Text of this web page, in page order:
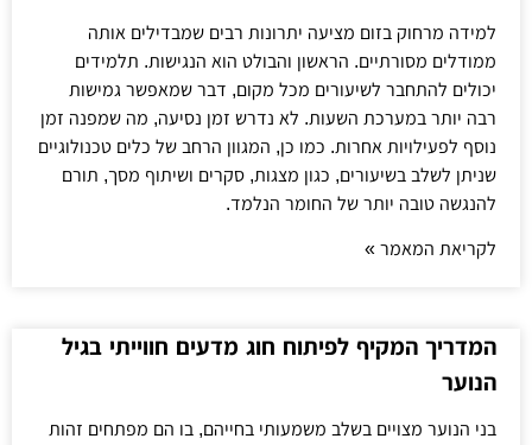
למידה מרחוק בזום מציעה יתרונות רבים שמבדילים אותה
ממודלים מסורתיים. הראשון והבולט הוא הנגישות. תלמידים
יכולים להתחבר לשיעורים מכל מקום, דבר שמאפשר גמישות
רבה יותר במערכת השעות. לא נדרש זמן נסיעה, מה שמפנה זמן
נוסף לפעילויות אחרות. כמו כן, המגוון הרחב של כלים טכנולוגיים
שניתן לשלב בשיעורים, כגון מצגות, סקרים ושיתוף מסך, תורם
להנגשה טובה יותר של החומר הנלמד.
לקריאת המאמר »
המדריך המקיף לפיתוח חוג מדעים חווייתי בגיל
הנוער
בני הנוער מצויים בשלב משמעותי בחייהם, בו הם מפתחים זהות